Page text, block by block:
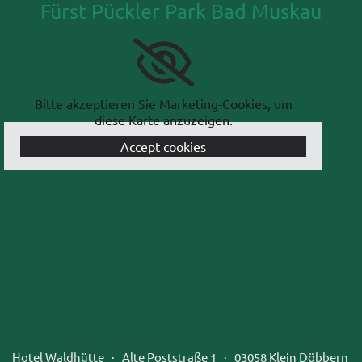
Fürst Pückler Park Bad Muskau
Bitte akzeptieren Sie Marketing-Cookies, um
diese Karte anzuzeigen.
Accept cookies
Hotel Waldhütte · Alte Poststraße 1 · 03058 Klein Döbbern